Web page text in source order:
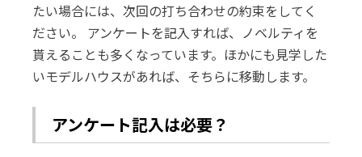
たい場合には、次回の打ち合わせの約束をしてく
ださい。 アンケートを記入すれば、ノベルティを
貰えることも多くなっています。ほかにも見学した
いモデルハウスがあれば、そちらに移動します。
アンケート記入は必要？